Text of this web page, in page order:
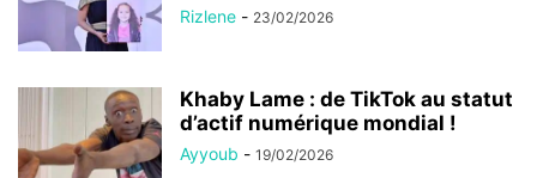
Rizlene - 23/02/2026
Khaby Lame : de TikTok au statut
d’actif numérique mondial !
Ayyoub - 19/02/2026